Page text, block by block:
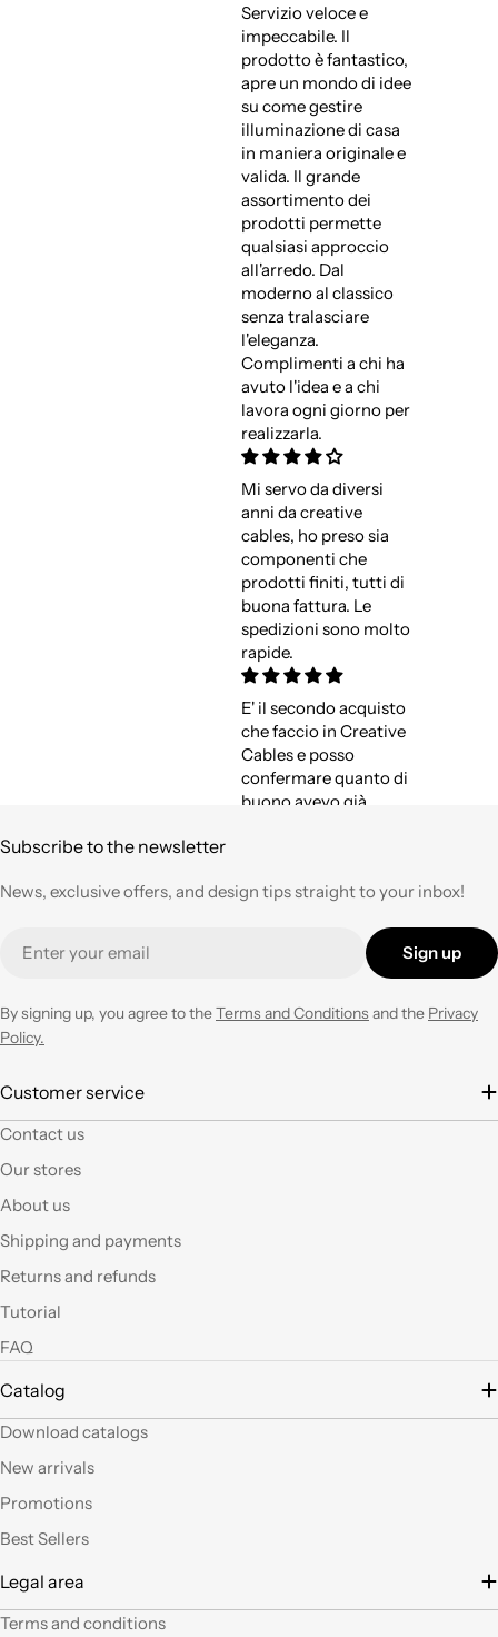
Servizio veloce e
impeccabile. Il
prodotto è fantastico,
apre un mondo di idee
su come gestire
illuminazione di casa
in maniera originale e
valida. Il grande
assortimento dei
prodotti permette
qualsiasi approccio
all'arredo. Dal
moderno al classico
senza tralasciare
l'eleganza.
Complimenti a chi ha
avuto l'idea e a chi
lavora ogni giorno per
realizzarla.
Mi servo da diversi
anni da creative
cables, ho preso sia
componenti che
prodotti finiti, tutti di
buona fattura. Le
spedizioni sono molto
rapide.
E' il secondo acquisto
che faccio in Creative
Cables e posso
confermare quanto di
buono avevo già
velocità nell'evasione
prezzo corretto !
Tornerò su questo
ne avrò necessità con
visitare il nuovo
Subscribe to the newsletter
News, exclusive offers, and design tips straight to your inbox!
Sign up
By signing up, you agree to theTerms and Conditions and the Privacy
Policy.
Customer service
Contact us
Our stores
About us
Shipping and payments
Returns and refunds
Tutorial
FAQ
Catalog
Download catalogs
New arrivals
Promotions
Best Sellers
Legal area
Terms and conditions